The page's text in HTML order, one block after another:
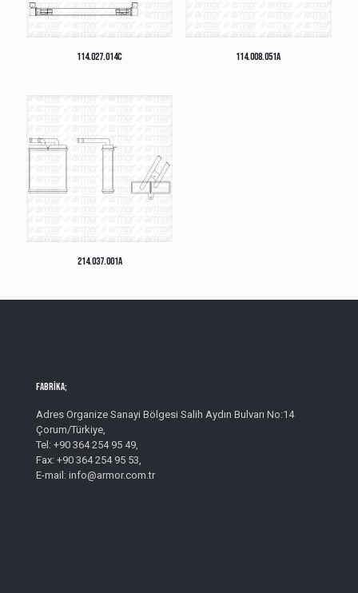
114.027.014C 114.008.051A
214.037.001A
Fabrika;
Adres Organize Sanayi Bölgesi Salih Aydın Bulvarı No:14
Çorum/Türkiye,
Tel: +90 364 254 95 49,
Fax: +90 364 254 95 53,
E-mail: info@armor.com.tr